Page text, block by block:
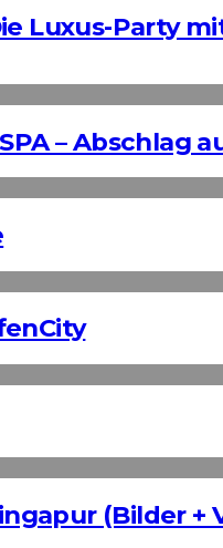
Luxus-Party
– Abschlag
(Bilder +